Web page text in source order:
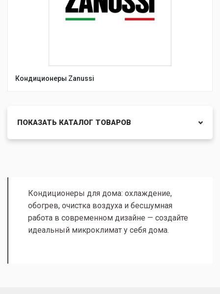
Кондиционеры Zanussi
ПОКАЗАТЬ КАТАЛОГ ТОВАРОВ
Кондиционеры для дома: охлаждение,
обогрев, очистка воздуха и бесшумная
работа в современном дизайне — создайте
идеальный микроклимат у себя дома.